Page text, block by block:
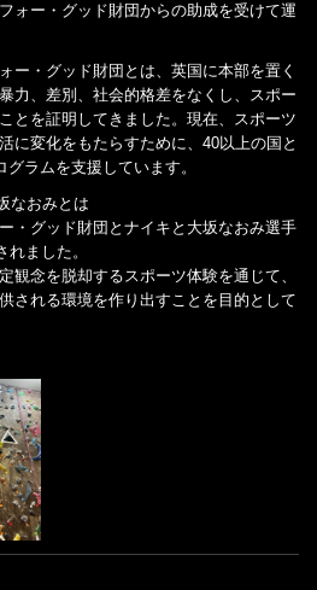
ォー・グッド財団からの助成を受けて運
ー・グッド財団とは、英国に本部を置く
力、差別、社会的格差をなくし、スポー
とを証明してきました。現在、スポーツ
に変化をもたらすために、40以上の国と
ラムを支援しています。
なおみとは
・グッド財団とナイキと大坂なおみ選手
ました。
観念を脱却するスポーツ体験を通じて、
される環境を作り出すことを目的として